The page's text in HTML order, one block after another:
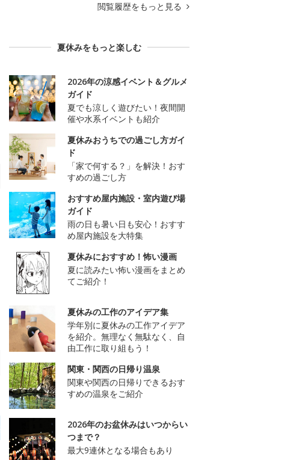
閲覧履歴をもっと見る
夏休みをもっと楽しむ
2026年の涼感イベント＆グルメ
ガイド
夏でも涼しく遊びたい！夜間開
催や水系イベントも紹介
夏休みおうちでの過ごし方ガイ
ド
「家で何する？」を解決！おす
すめの過ごし方
おすすめ屋内施設・室内遊び場
ガイド
雨の日も暑い日も安心！おすす
め屋内施設を大特集
夏休みにおすすめ！怖い漫画
夏に読みたい怖い漫画をまとめ
てご紹介！
夏休みの工作のアイデア集
学年別に夏休みの工作アイデア
を紹介。無理なく無駄なく、自
由工作に取り組もう！
関東・関西の日帰り温泉
関東や関西の日帰りできるおす
すめの温泉をご紹介
2026年のお盆休みはいつからい
つまで？
最大9連休となる場合もあり